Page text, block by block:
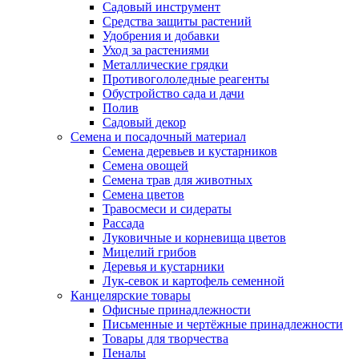
Садовый инструмент
Средства защиты растений
Удобрения и добавки
Уход за растениями
Металлические грядки
Противогололедные реагенты
Обустройство сада и дачи
Полив
Садовый декор
Семена и посадочный материал
Семена деревьев и кустарников
Семена овощей
Семена трав для животных
Семена цветов
Травосмеси и сидераты
Рассада
Луковичные и корневища цветов
Мицелий грибов
Деревья и кустарники
Лук-севок и картофель семенной
Канцелярские товары
Офисные принадлежности
Письменные и чертёжные принадлежности
Товары для творчества
Пеналы